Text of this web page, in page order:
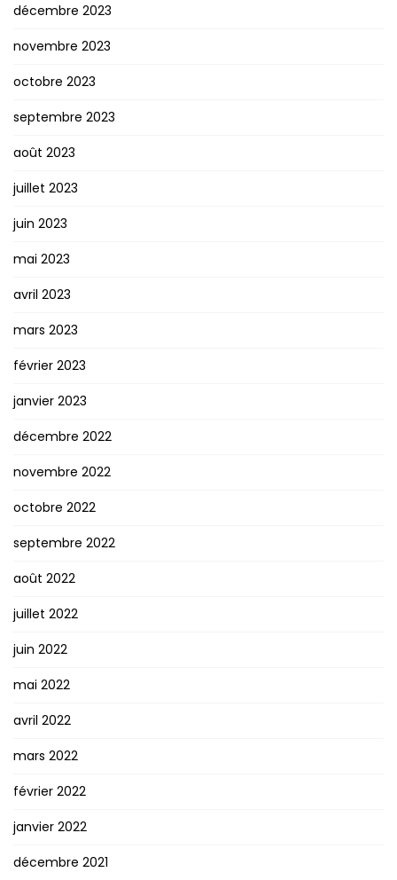
décembre 2023
novembre 2023
octobre 2023
septembre 2023
août 2023
juillet 2023
juin 2023
mai 2023
avril 2023
mars 2023
février 2023
janvier 2023
décembre 2022
novembre 2022
octobre 2022
septembre 2022
août 2022
juillet 2022
juin 2022
mai 2022
avril 2022
mars 2022
février 2022
janvier 2022
décembre 2021